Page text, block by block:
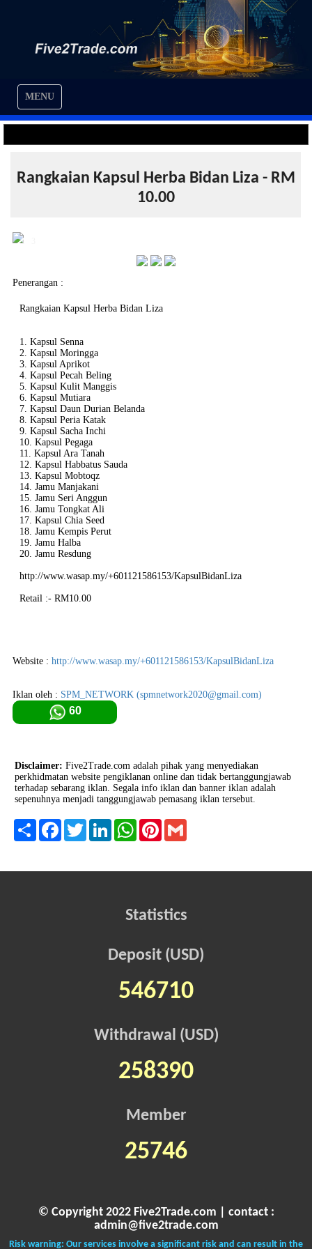
MENU
Rangkaian Kapsul Herba Bidan Liza - RM
10.00
1 / 3
Penerangan :
Rangkaian Kapsul Herba Bidan Liza
1. Kapsul Senna
2. Kapsul Moringga
3. Kapsul Aprikot
4. Kapsul Pecah Beling
5. Kapsul Kulit Manggis
6. Kapsul Mutiara
7. Kapsul Daun Durian Belanda
8. Kapsul Peria Katak
9. Kapsul Sacha Inchi
10. Kapsul Pegaga
11. Kapsul Ara Tanah
12. Kapsul Habbatus Sauda
13. Kapsul Mobtoqz
14. Jamu Manjakani
15. Jamu Seri Anggun
16. Jamu Tongkat Ali
17. Kapsul Chia Seed
18. Jamu Kempis Perut
19. Jamu Halba
20. Jamu Resdung
http://www.wasap.my/+601121586153/KapsulBidanLiza
Retail :- RM10.00
Website : http://www.wasap.my/+601121586153/KapsulBidanLiza
Iklan oleh : SPM_NETWORK (spmnetwork2020@gmail.com)
60
Disclaimer: Five2Trade.com adalah pihak yang menyediakan
perkhidmatan website pengiklanan online dan tidak bertanggungjawab
terhadap sebarang iklan. Segala info iklan dan banner iklan adalah
sepenuhnya menjadi tanggungjawab pemasang iklan tersebut.
Share FacebookTwitterLinkedInWhatsAppPinterest
Statistics
Deposit (USD)
546710
Withdrawal (USD)
258390
Member
25746
© Copyright 2022 Five2Trade.com | contact :
admin@five2trade.com
Risk warning: Our services involve a significant risk and can result in the